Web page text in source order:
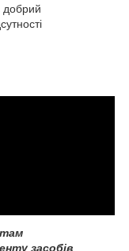
добрий
засобів